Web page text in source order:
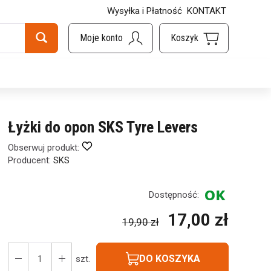
Wysyłka i Płatność KONTAKT
Łyżki do opon SKS Tyre Levers
Obserwuj produkt:
Producent: SKS
Dostępność:
19,90 zł 17,00 zł
szt. DO KOSZYKA